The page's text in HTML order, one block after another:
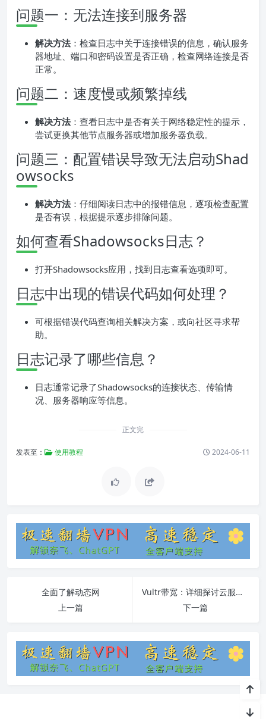
问题一：无法连接到服务器
解决方法：检查日志中关于连接错误的信息，确认服务
器地址、端口和密码设置是否正确，检查网络连接是否
正常。
问题二：速度慢或频繁掉线
解决方法：查看日志中是否有关于网络稳定性的提示，
尝试更换其他节点服务器或增加服务器负载。
问题三：配置错误导致无法启动Shad
owsocks
解决方法：仔细阅读日志中的报错信息，逐项检查配置
是否有误，根据提示逐步排除问题。
如何查看Shadowsocks日志？
打开Shadowsocks应用，找到日志查看选项即可。
日志中出现的错误代码如何处理？
可根据错误代码查询相关解决方案，或向社区寻求帮
助。
日志记录了哪些信息？
日志通常记录了Shadowsocks的连接状态、传输情
况、服务器响应等信息。
正文完
发表至： 使用教程 2024-06-11
全面了解动态网
上一篇
Vultr带宽：详细探讨云服务器的网络流量管理
下一篇